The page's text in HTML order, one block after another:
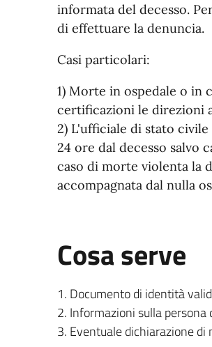
informata del decesso.
di effettuare la denuncia.
Casi particolari:
1) Morte in ospedale o in
certificazioni le direzioni
2) L'ufficiale di stato
24 ore dal decesso salvo
caso di morte violenta la
accompagnata dal nulla
Cosa serve
Documento di identità
Informazioni sulla persona
Eventuale dichiarazione di